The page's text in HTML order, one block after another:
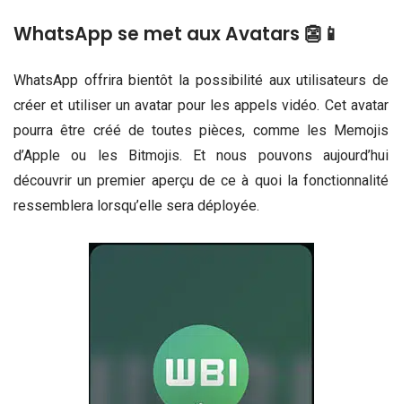
WhatsApp se met aux Avatars 👺📱
WhatsApp offrira bientôt la possibilité aux utilisateurs de
créer et utiliser un avatar pour les appels vidéo. Cet avatar
pourra être créé de toutes pièces, comme les Memojis
d’Apple ou les Bitmojis. Et nous pouvons aujourd’hui
découvrir un premier aperçu de ce à quoi la fonctionnalité
ressemblera lorsqu’elle sera déployée.